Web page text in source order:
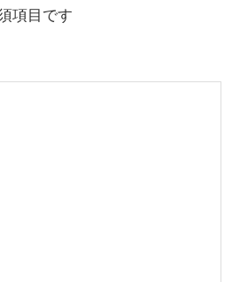
項目です